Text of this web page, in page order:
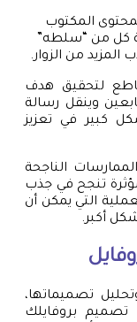
المكتوب
كل من “سلطه”
المزيد من الزوار.
لتحقيق هدف
وينقل رسالة
كبير في تعزيز
الناجحة
تنجح في جذب
التي يمكن أن
أكبر.
تصميماتها،
تصميم بروفايلك